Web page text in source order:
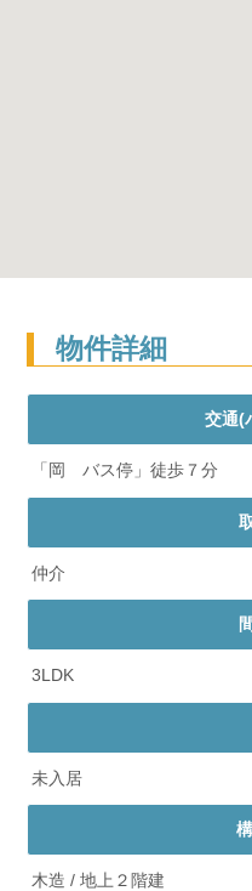
物件詳細
交通(
「岡 バス停」徒歩７分
仲介
3LDK
未入居
木造 / 地上２階建